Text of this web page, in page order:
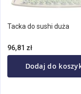
Tacka do sushi duża
96,81 zł
Dodaj do